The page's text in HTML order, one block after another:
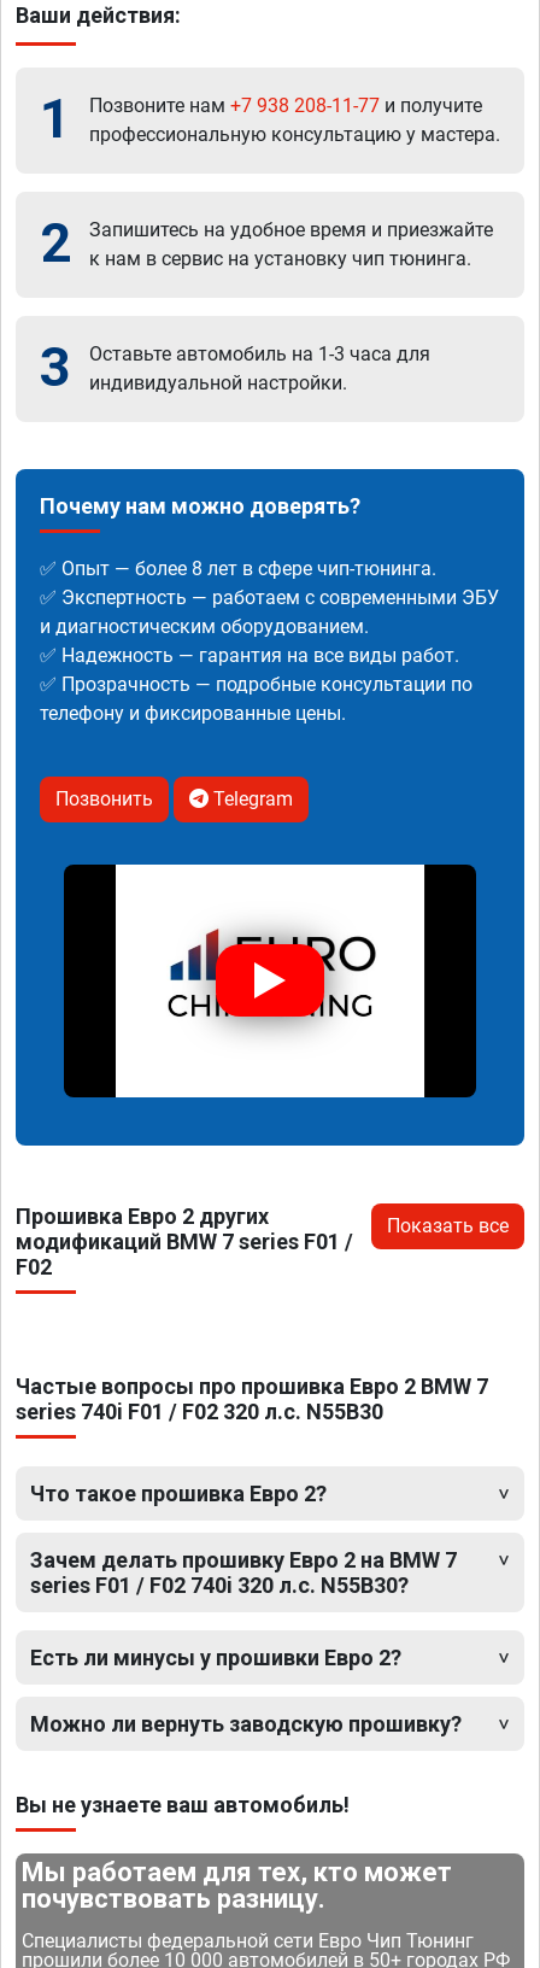
Ваши действия:
1 Позвоните нам +7 938 208-11-77 и получите
профессиональную консультацию у мастера.
2
Запишитесь на удобное время и приезжайте
к нам в сервис на установку чип тюнинга.
3
Оставьте автомобиль на 1-3 часа для
индивидуальной настройки.
Почему нам можно доверять?
✅ Опыт — более 8 лет в сфере чип-тюнинга.
✅ Экспертность — работаем с современными ЭБУ
и диагностическим оборудованием.
✅ Надежность — гарантия на все виды работ.
✅ Прозрачность — подробные консультации по
телефону и фиксированные цены.
Позвонить Telegram
Прошивка Евро 2 других
модификаций BMW 7 series F01 /
F02
Показать все
Частые вопросы про прошивка Евро 2 BMW 7
series 740i F01 / F02 320 л.с. N55B30
Что такое прошивка Евро 2?
Зачем делать прошивку Евро 2 на BMW 7
series F01 / F02 740i 320 л.с. N55B30?
Есть ли минусы у прошивки Евро 2?
Можно ли вернуть заводскую прошивку?
Вы не узнаете ваш автомобиль!
Мы работаем для тех, кто может
почувствовать разницу.
Специалисты федеральной сети Евро Чип Тюнинг
прошили более 10 000 автомобилей в 50+ городах РФ